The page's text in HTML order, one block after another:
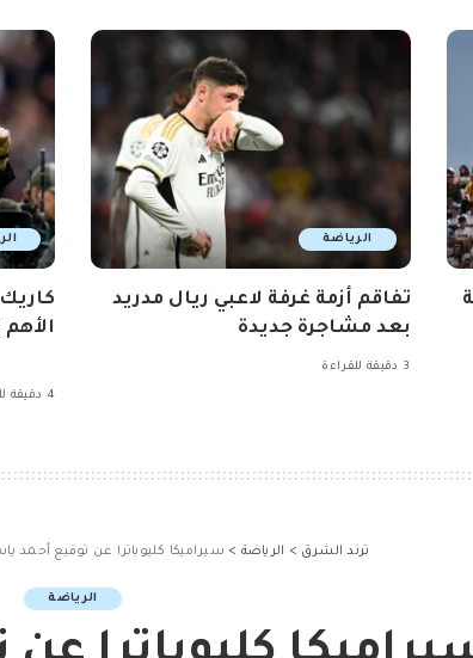
الرياضة
تفاقم أزمة غرفة لاعبي ريال مدريد
بعد مشاجرة جديدة
3 دقيقة للقراءة
4 دقيقة للقراءة
ترند الشرق > الرياضة > سيراميكا كليوباترا عن توقيع أحمد
الرياضة